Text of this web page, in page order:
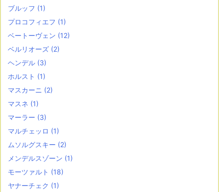
ブルッフ (1)
プロコフィエフ (1)
ベートーヴェン (12)
ベルリオーズ (2)
ヘンデル (3)
ホルスト (1)
マスカーニ (2)
マスネ (1)
マーラー (3)
マルチェッロ (1)
ムソルグスキー (2)
メンデルスゾーン (1)
モーツァルト (18)
ヤナーチェク (1)